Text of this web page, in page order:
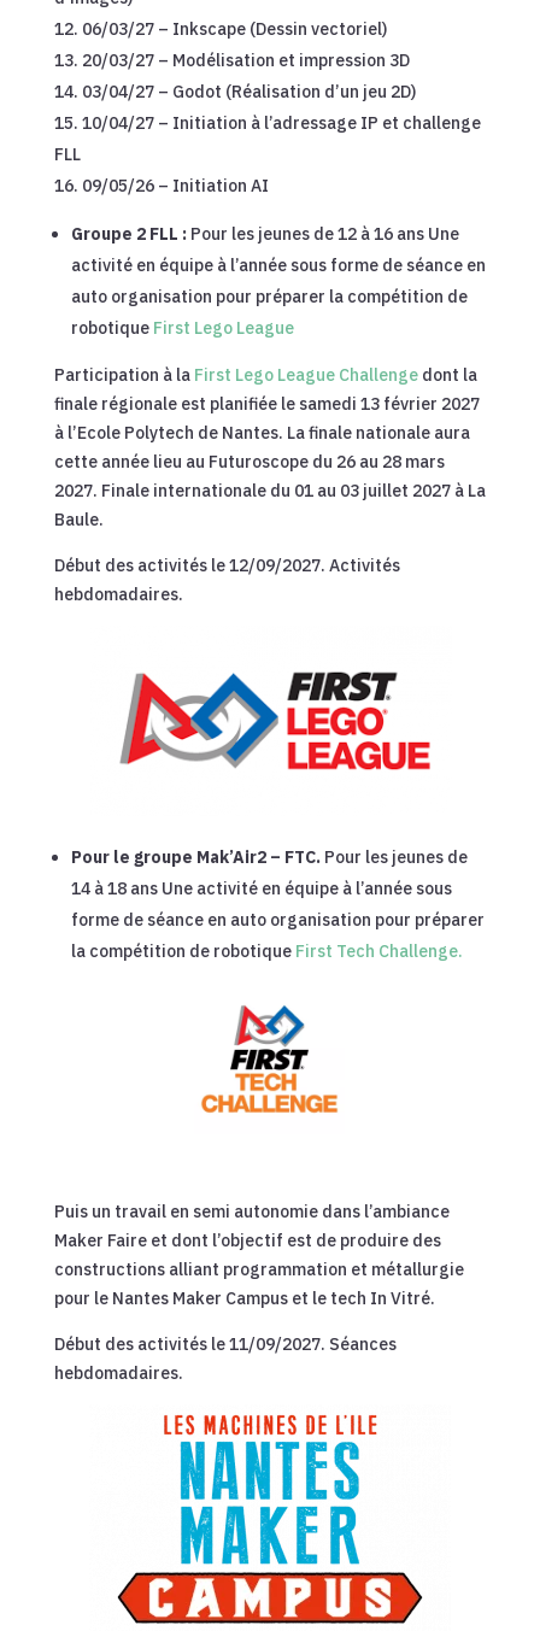
06/03/27 – Inkscape (Dessin vectoriel)
20/03/27 – Modélisation et impression 3D
03/04/27 – Godot (Réalisation d’un jeu 2D)
10/04/27 – Initiation à l’adressage IP et challenge
FLL
09/05/26 – Initiation AI
Groupe 2 FLL : Pour les jeunes de 12 à 16 ans Une
activité en équipe à l’année sous forme de séance en
auto organisation pour préparer la compétition de
robotique First Lego League
Participation à la First Lego League Challengedont la
finale régionale est planifiée le samedi 13 février 2027
à l’Ecole Polytech de Nantes. La finale nationale aura
cette année lieu au Futuroscope du 26 au 28 mars
2027. Finale internationale du 01 au 03 juillet 2027 à La
Baule.
Début des activités le 12/09/2027. Activités
hebdomadaires.
Pour le groupe Mak’Air2 – FTC.Pour les jeunes de
14 à 18 ans Une activité en équipe à l’année sous
forme de séance en auto organisation pour préparer
la compétition de robotique First Tech Challenge.
Puis un travail en semi autonomie dans l’ambiance
Maker Faire et dont l’objectif est de produire des
constructions alliant programmation et métallurgie
pour le Nantes Maker Campus et le tech In Vitré.
Début des activités le 11/09/2027. Séances
hebdomadaires.